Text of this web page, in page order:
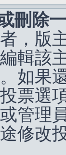
刪除
，版
輯該
如果
票選
管理
修改